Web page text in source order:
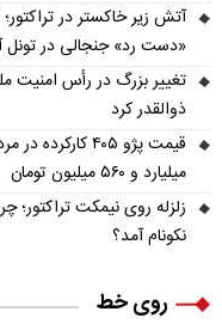
آتش زیر خاکستر در
«دست رد» جنجالی در تونل
تغییر بزرگ در رأس امنیت
ذوالقدر کرد
میلیارد و ۵۶۰ میلیون تومان
نکونام آمد؟
روی خط